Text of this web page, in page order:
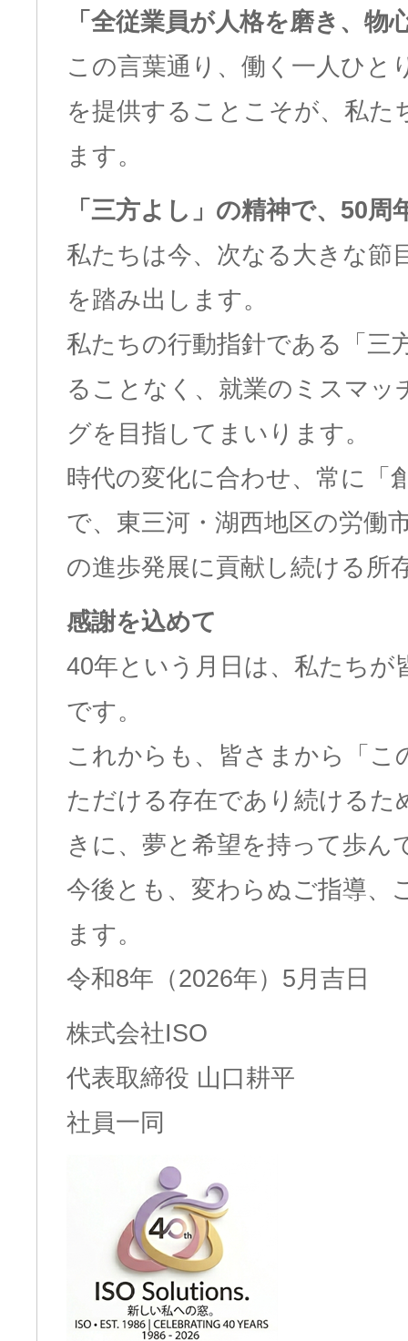
「全従業員が人格を磨き、
この言葉通り、働く一人ひと
を提供することこそが、私
ます。
「三方よし」の精神で、50周
私たちは今、次なる大きな節
を踏み出します。
私たちの行動指針である「三
ることなく、就業のミスマ
グを目指してまいります。
時代の変化に合わせ、常に「
で、東三河・湖西地区の労働
の進歩発展に貢献し続ける所
感謝を込めて
40年という月日は、私たち
です。
これからも、皆さまから「
ただける存在であり続けるた
きに、夢と希望を持って歩ん
今後とも、変わらぬご指導、
ます。
令和8年（2026年）5月吉日
株式会社ISO
代表取締役 山口耕平
社員一同